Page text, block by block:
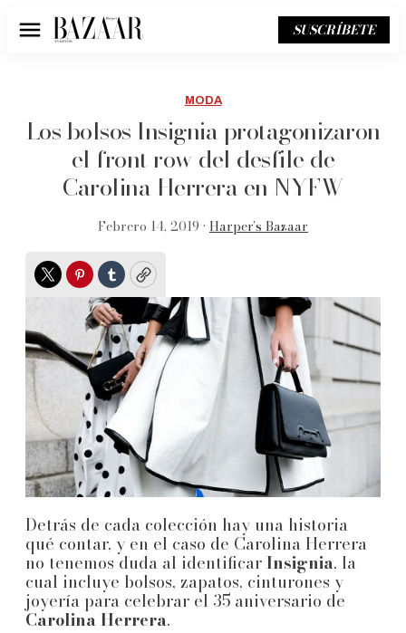
Menú SUSCRÍBETE
MODA
Los bolsos Insignia protagonizaron
el front row del desfile de
Carolina Herrera en NYFW
Febrero 14, 2019 • Harper’s Bazaar
TwitterPinterest
TumblrCopy
Detrás de cada colección hay una historia
qué contar, y en el caso de Carolina Herrera
no tenemos duda al identificarInsignia, la
cual incluye bolsos, zapatos, cinturones y
joyería para celebrar el 35 aniversario de
Carolina Herrera.